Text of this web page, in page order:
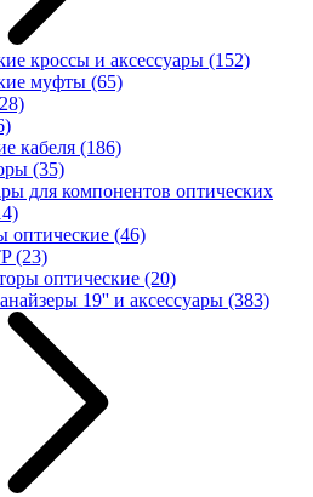
кроссы и аксессуары (152)
муфты (65)
кабеля (186)
(35)
для компонентов оптических
оптические (46)
(23)
оптические (20)
19'' и аксессуары (383)